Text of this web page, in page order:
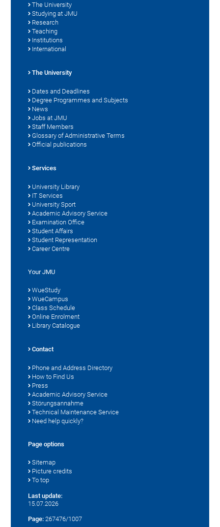
The University
Studying at JMU
Research
Teaching
Institutions
International
The University
Dates and Deadlines
Degree Programmes and Subjects
News
Jobs at JMU
Staff Members
Glossary of Administrative Terms
Official publications
Services
University Library
IT Services
University Sport
Academic Advisory Service
Examination Office
Student Affairs
Student Representation
Career Centre
Your JMU
WueStudy
WueCampus
Class Schedule
Online Enrolment
Library Catalogue
Contact
Phone and Address Directory
How to Find Us
Press
Academic Advisory Service
Störungsannahme
Technical Maintenance Service
Need help quickly?
Page options
Sitemap
Picture credits
To top
Last update:
15.07.2026
Page: 267476/1007